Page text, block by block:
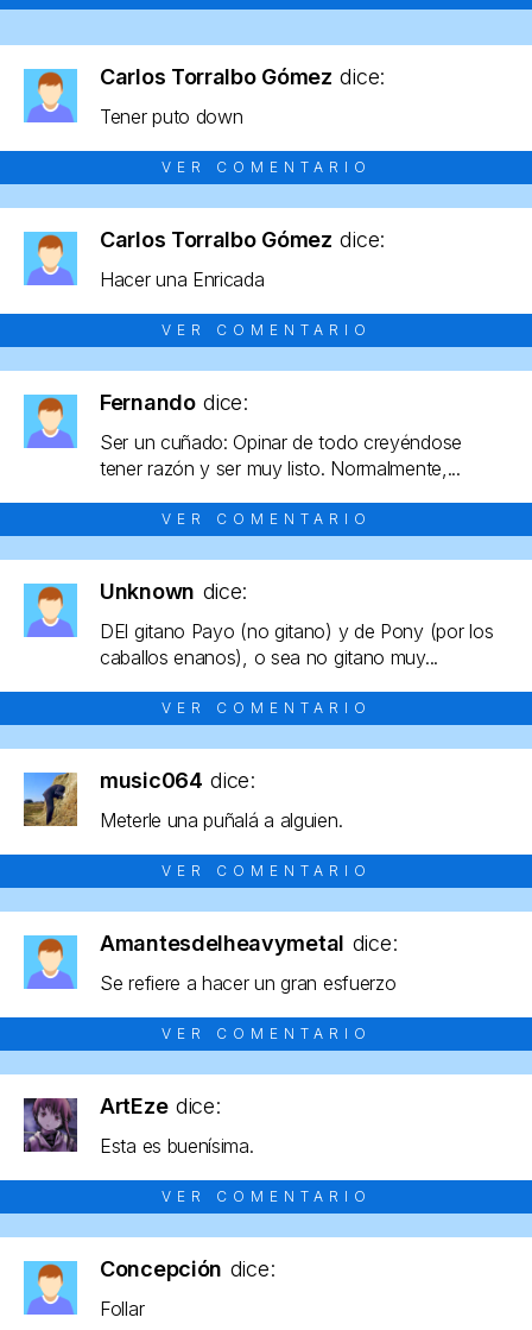
Carlos Torralbo Gómez dice:
Tener puto down
VER COMENTARIO
Carlos Torralbo Gómez dice:
Hacer una Enricada
VER COMENTARIO
Fernando dice:
Ser un cuñado: Opinar de todo creyéndose
tener razón y ser muy listo. Normalmente,...
VER COMENTARIO
Unknown dice:
DEl gitano Payo (no gitano) y de Pony (por los
caballos enanos), o sea no gitano muy...
VER COMENTARIO
music064 dice:
Meterle una puñalá a alguien.
VER COMENTARIO
Amantesdelheavymetal dice:
Se refiere a hacer un gran esfuerzo
VER COMENTARIO
ArtEze dice:
Esta es buenísima.
VER COMENTARIO
Concepción dice:
Follar